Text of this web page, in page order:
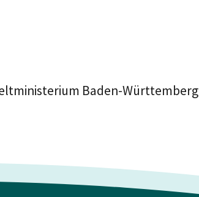
Baden-Württemberg